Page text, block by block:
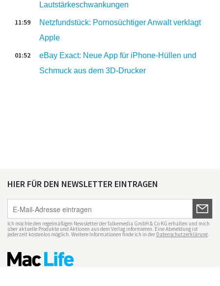
Lautstärkeschwankungen
Netzfundstück: Pornosüchtiger Anwalt verklagt
Apple
11:59
eBay Exact: Neue App für iPhone-Hüllen und
Schmuck aus dem 3D-Drucker
01:52
HIER FÜR DEN NEWSLETTER EINTRAGEN
Ich möchte den regelmäßigen Newsletter der falkemedia GmbH & Co KG erhalten und mich
über aktuelle Produkte und Aktionen aus dem Verlag informieren. Eine Abmeldung ist
jederzeit kostenlos möglich. Weitere Informationen finde ich in der Datenschutzerklärung.